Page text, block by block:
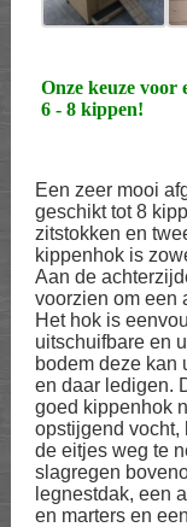
Onze keuze
6 - 8 kippen!
Een zeer mooi
geschikt tot 8
zitstokken en
kippenhok is
Aan de
voorzien om een
Het hok is
uitschuifbare en
bodem deze kan
en daar ledigen.
goed kippenhok
opstijgend vocht,
de eitjes weg te
slagregen
legnestdak, een
en marters en